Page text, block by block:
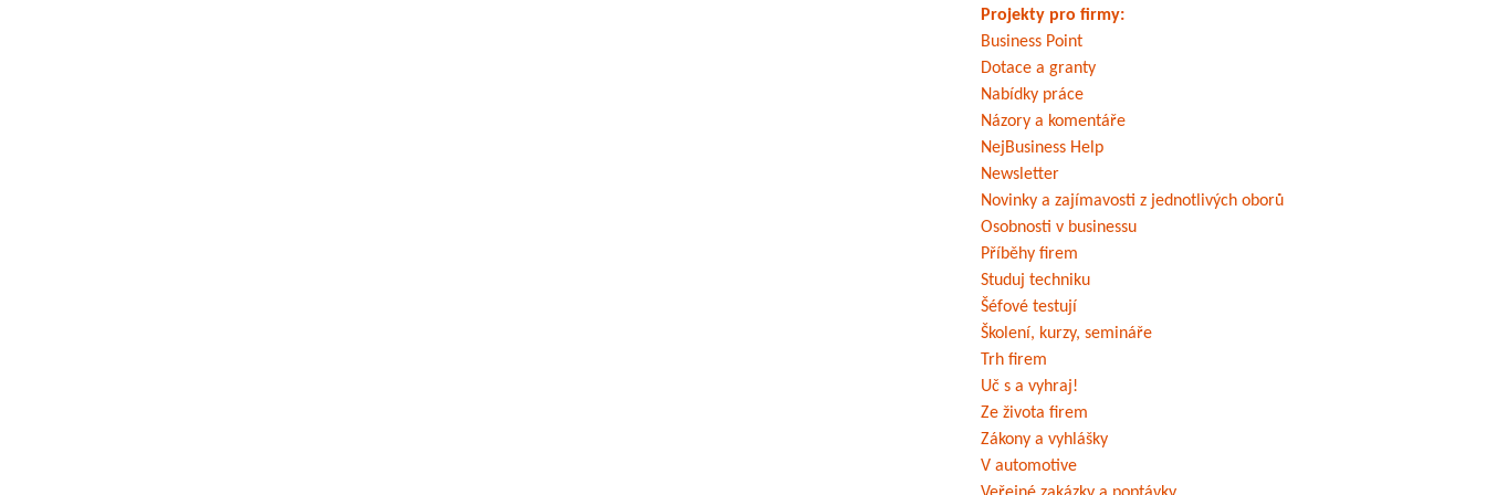
Projekty pro firmy:
Business Point
Dotace a granty
Nabídky práce
Názory a komentáře
NejBusiness Help
Newsletter
Novinky a zajímavosti z jednotlivých oborů
Osobnosti v businessu
Příběhy firem
Studuj techniku
Šéfové testují
Školení, kurzy, semináře
Trh firem
Uč s a vyhraj!
Ze života firem
Zákony a vyhlášky
V automotive